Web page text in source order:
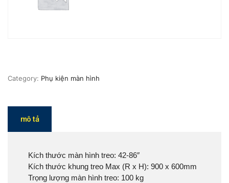
Category: Phụ kiện màn hình
mô tả
Kích thước màn hình treo: 42-86″
Kích thước khung treo Max (R x H): 900 x 600mm
Trọng lượng màn hình treo: 100 kg